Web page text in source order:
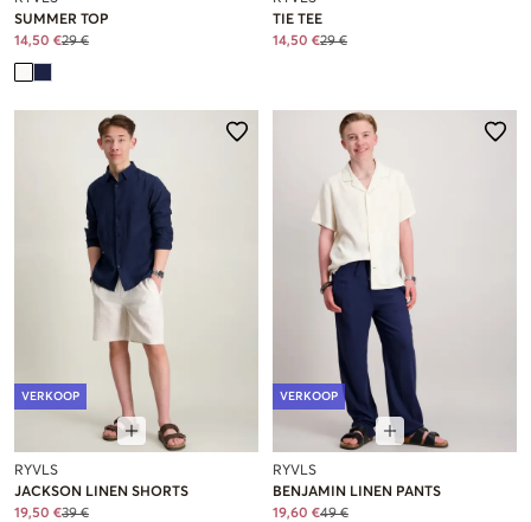
SUMMER TOP
14,50 €29 €
TIE TEE
14,50 €29 €
VERKOOP
RYVLS
JACKSON LINEN SHORTS
19,50 €39 €
VERKOOP
RYVLS
BENJAMIN LINEN PANTS
19,60 €49 €